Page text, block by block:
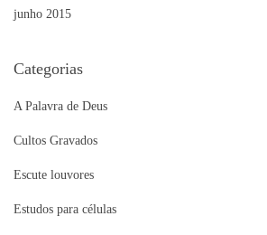
junho 2015
Categorias
A Palavra de Deus
Cultos Gravados
Escute louvores
Estudos para células